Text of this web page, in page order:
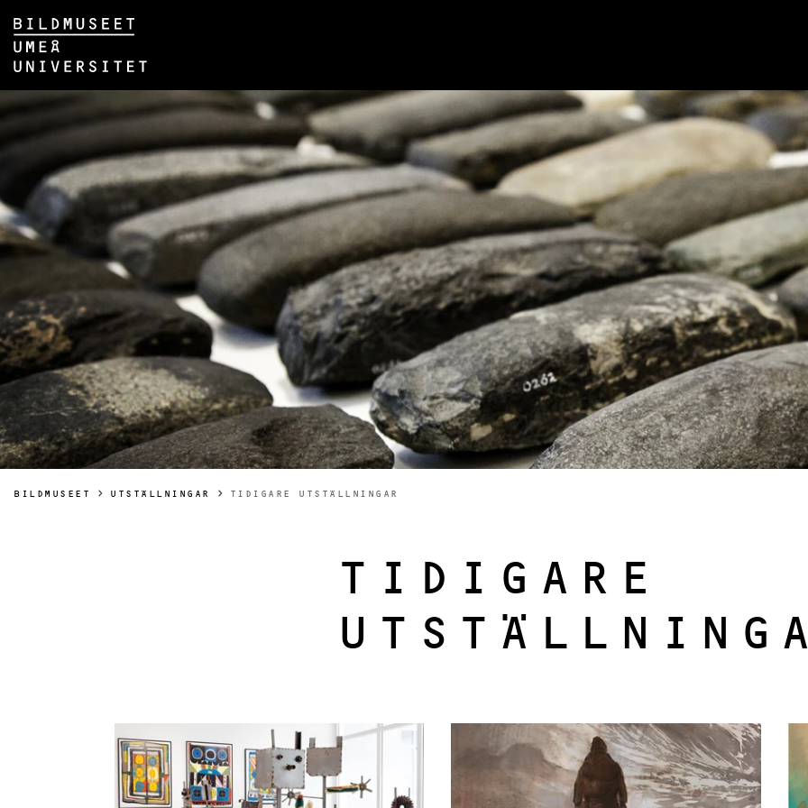
Hoppa direkt till innehållet
Huvudmenyn dold.
BILDMUSEET UTSTÄLLNINGAR
TIDIGARE UTSTÄLLNINGAR
TIDIGARE